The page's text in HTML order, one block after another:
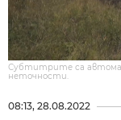
Субтитрите са
неточности.
08:13, 28.08.2022